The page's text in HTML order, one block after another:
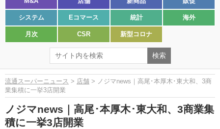
システム Eコマース 統計 海外
月次 CSR 新型コロナ
流通スーパーニュース > 店舗 > ノジマnews｜高尾･本厚木･東大和、3商
業集積に一挙3店開業
ノジマnews｜高尾･本厚木･東大和、3商業集
積に一挙3店開業